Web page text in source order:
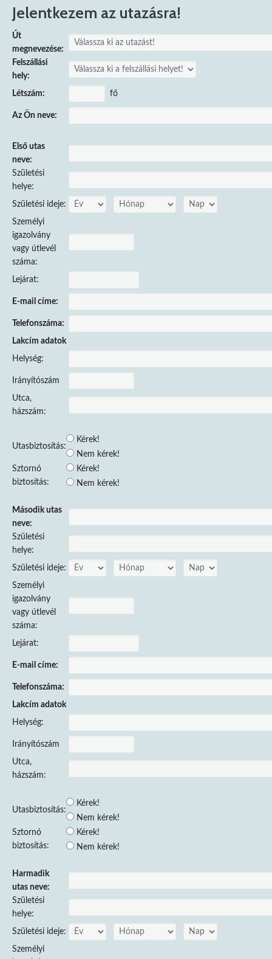
Jelentkezem az utazásra!
Út
megnevezése:
Felszállási
hely:
Létszám: fő
Az Ön neve:
Első utas
neve:
Születési
helye:
Születési ideje:
Személyi
igazolvány
vagy útlevél
száma:
Lejárat:
E-mail címe:
Telefonszáma:
Lakcím adatok
Helység:
Irányítószám
Utca,
házszám:
Utasbiztosítás:
Kérek!
Nem kérek!
Sztornó
biztosítás:
Kérek!
Nem kérek!
Második utas
neve:
Születési
helye:
Születési ideje:
Személyi
igazolvány
vagy útlevél
száma:
Lejárat:
E-mail címe:
Telefonszáma:
Lakcím adatok
Helység:
Irányítószám
Utca,
házszám:
Utasbiztosítás:
Kérek!
Nem kérek!
Sztornó
biztosítás:
Kérek!
Nem kérek!
Harmadik
utas neve:
Születési
helye:
Születési ideje:
Személyi